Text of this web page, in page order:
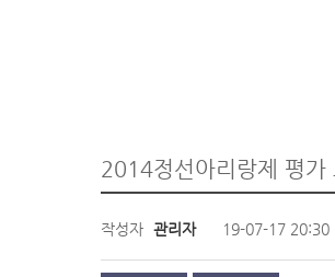
2014정선아리랑제 평가
작성자 관리자 19-07-17 20:30